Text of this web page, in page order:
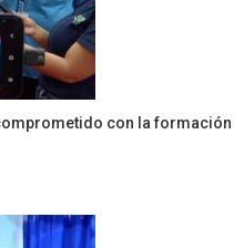
con la formación